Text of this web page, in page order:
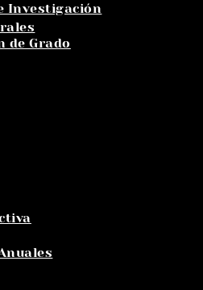
Investigación
de Grado